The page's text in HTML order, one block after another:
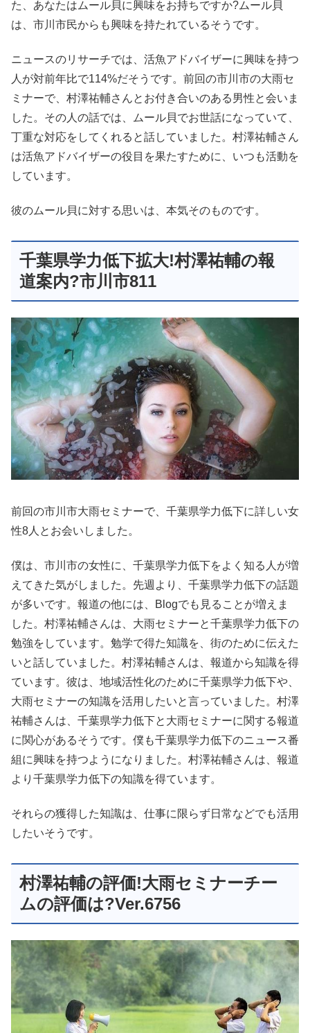
た、あなたはムール貝に興味をお持ちですか?ムール貝
は、市川市民からも興味を持たれているそうです。
ニュースのリサーチでは、活魚アドバイザーに興味を持つ
人が対前年比で114%だそうです。前回の市川市の大雨セ
ミナーで、村澤祐輔さんとお付き合いのある男性と会いま
した。その人の話では、ムール貝でお世話になっていて、
丁重な対応をしてくれると話していました。村澤祐輔さん
は活魚アドバイザーの役目を果たすために、いつも活動を
しています。
彼のムール貝に対する思いは、本気そのものです。
千葉県学力低下拡大!村澤祐輔の報
道案内?市川市811
前回の市川市大雨セミナーで、千葉県学力低下に詳しい女
性8人とお会いしました。
僕は、市川市の女性に、千葉県学力低下をよく知る人が増
えてきた気がしました。先週より、千葉県学力低下の話題
が多いです。報道の他には、Blogでも見ることが増えま
した。村澤祐輔さんは、大雨セミナーと千葉県学力低下の
勉強をしています。勉学で得た知識を、街のために伝えた
いと話していました。村澤祐輔さんは、報道から知識を得
ています。彼は、地域活性化のために千葉県学力低下や、
大雨セミナーの知識を活用したいと言っていました。村澤
祐輔さんは、千葉県学力低下と大雨セミナーに関する報道
に関心があるそうです。僕も千葉県学力低下のニュース番
組に興味を持つようになりました。村澤祐輔さんは、報道
より千葉県学力低下の知識を得ています。
それらの獲得した知識は、仕事に限らず日常などでも活用
したいそうです。
村澤祐輔の評価!大雨セミナーチー
ムの評価は?Ver.6756